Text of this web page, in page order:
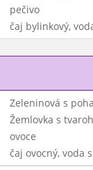
pečivo
čaj bylinkový,
Zeleninová s
Žemlovka s
ovoce
čaj ovocný, voda